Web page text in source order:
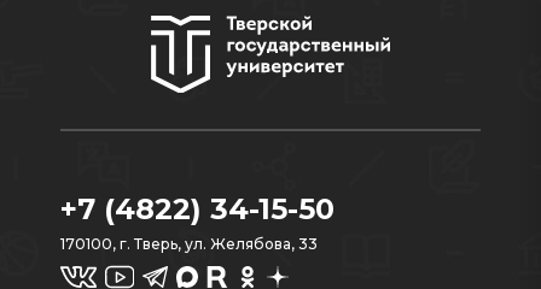
+7 (4822) 34-15-50
170100, г. Тверь, ул. Желябова, 33